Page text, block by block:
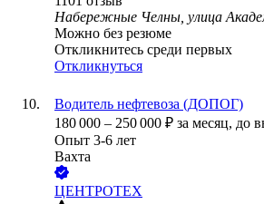
Набережные Челны, улица
Можно без резюме
Откликнитесь среди первых
Откликнуться
Водитель нефтевоза (ДОПОГ)
180 000 – 250 000 ₽ за месяц, до
Опыт 3-6 лет
Вахта
ЦЕНТРОТЕХ